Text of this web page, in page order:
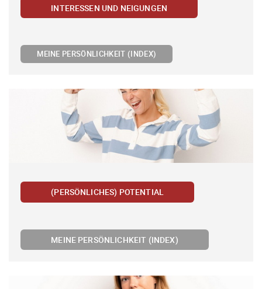
INTERESSEN UND NEIGUNGEN
MEINE PERSÖNLICHKEIT (INDEX)
(PERSÖNLICHES) POTENTIAL
MEINE PERSÖNLICHKEIT (INDEX)